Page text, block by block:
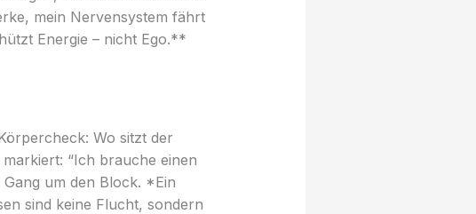
mein Nervensystem fährt
Energie – nicht Ego.**
Wo sitzt der
“Ich brauche einen
Gang um den Block. *Ein
sind keine Flucht, sondern